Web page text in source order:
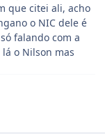
que citei ali, acho
o NIC dele é
falando com a
o Nilson mas